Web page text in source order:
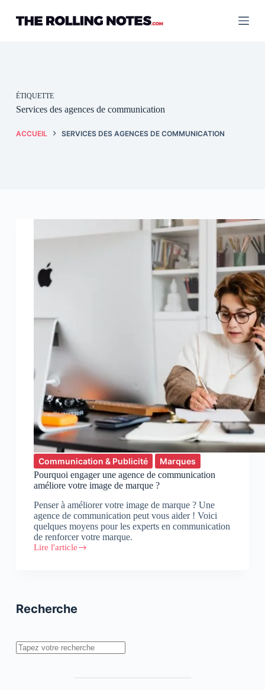
contenu
ÉTIQUETTE
Services des agences de communication
ACCUEIL SERVICES DES AGENCES DE COMMUNICATION
Communication & Publicité
Marques
Pourquoi engager une agence de communication
améliore votre image de marque ?
Penser à améliorer votre image de marque ? Une
agence de communication peut vous aider ! Voici
quelques moyens pour les experts en communication
de renforcer votre marque.
Lire l'article
Pourquoi
améliore
de
marque
Recherche
Rechercher